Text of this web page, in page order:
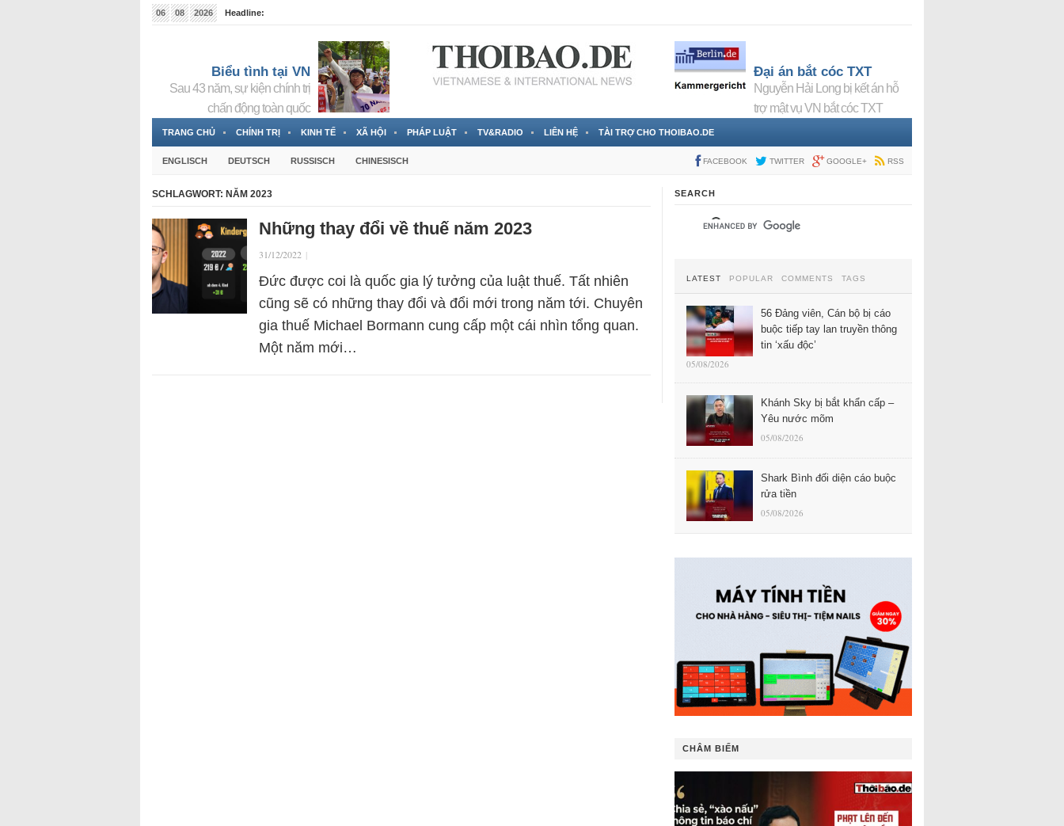
06 08 2026
Headline:
Biểu tình tại VN
Sau 43 năm, sự kiện chính trị
chấn động toàn quốc
Đại án bắt cóc TXT
Nguyễn Hải Long bị kết án hỗ
trợ mật vụ VN bắt cóc TXT
TRANG CHỦ CHÍNH TRỊ KINH TẾ XÃ HỘI PHÁP LUẬT TV&RADIO LIÊN HỆ TÀI TRỢ CHO THOIBAO.DE
ENGLISCH DEUTSCH RUSSISCH CHINESISCH FACEBOOK TWITTER GOOGLE+ RSS
SCHLAGWORT: NĂM 2023
Những thay đổi về thuế năm 2023
31/12/2022 |
Đức được coi là quốc gia lý tưởng của luật thuế. Tất nhiên
cũng sẽ có những thay đổi và đổi mới trong năm tới. Chuyên
gia thuế Michael Bormann cung cấp một cái nhìn tổng quan.
Một năm mới…
SEARCH
LATEST POPULAR COMMENTS TAGS
56 Đảng viên, Cán bộ bị cáo
buộc tiếp tay lan truyền thông
tin ‘xấu độc’
05/08/2026
Khánh Sky bị bắt khẩn cấp –
Yêu nước mõm
05/08/2026
Shark Bình đối diện cáo buộc
rửa tiền
05/08/2026
CHÂM BIẾM